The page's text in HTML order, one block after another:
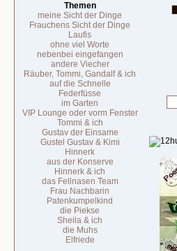
Themen
meine Sicht der Dinge
Frauchens Sicht der Dinge
Laufis
ohne viel Worte
nebenbei eingefangen
andere Viecher
Räuber, Tommi, Gandalf & ich
auf die Schnelle
Federfüsse
im Garten
VIP Lounge oder vorm Fenster
Tommi & ich
Gustav der Einsame
Gustel Gustav & Kimi
Hinnerk
aus der Konserve
Hinnerk & ich
das Fellnasen Team
Frau Nachbarin
Patenkumpelkind
die Piekse
Sheila & ich
die Muhs
Elfriede